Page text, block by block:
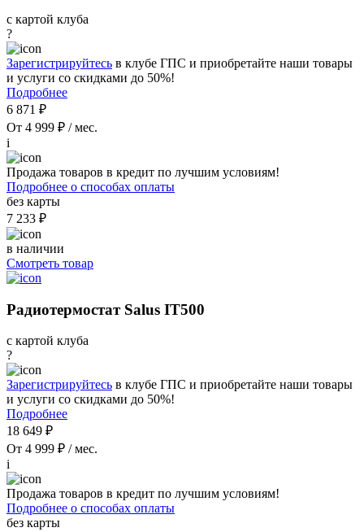
с картой клуба
?
Зарегистрируйтесь в клубе ГПС и приобретайте наши товары
и услуги со скидками до 50%!
Подробнее
6 871 ₽
От 4 999 ₽ / мес.
i
Продажа товаров в кредит по лучшим условиям!
Подробнее о способах оплаты
без карты
7 233 ₽
в наличии
Смотреть товар
Радиотермостат Salus IT500
с картой клуба
?
Зарегистрируйтесь в клубе ГПС и приобретайте наши товары
и услуги со скидками до 50%!
Подробнее
18 649 ₽
От 4 999 ₽ / мес.
i
Продажа товаров в кредит по лучшим условиям!
Подробнее о способах оплаты
без карты